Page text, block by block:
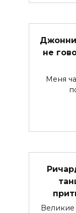
не
Меня
Великие